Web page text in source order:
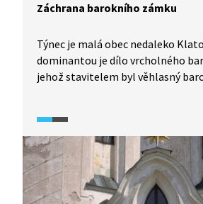
Záchrana barokního zámku
Týnec je malá obec nedaleko
dominantou je dílo vrcholného
jehož stavitelem byl věhlasný
V roce 2000 se jeho majitelem stal
vlastník, který se pokouší
zachránit.